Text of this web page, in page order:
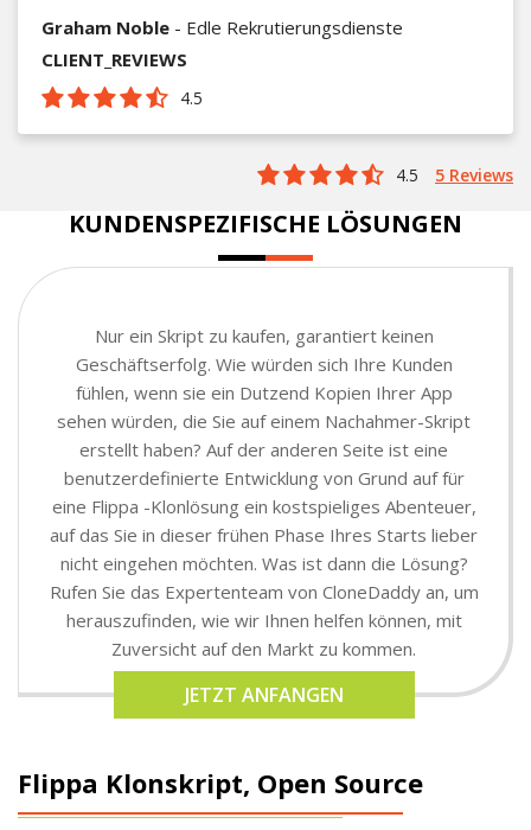
Graham Noble - Edle Rekrutierungsdienste
CLIENT_REVIEWS
4.5
4.5 5 Reviews
KUNDENSPEZIFISCHE LÖSUNGEN
Nur ein Skript zu kaufen, garantiert keinen
Geschäftserfolg. Wie würden sich Ihre Kunden
fühlen, wenn sie ein Dutzend Kopien Ihrer App
sehen würden, die Sie auf einem Nachahmer-Skript
erstellt haben? Auf der anderen Seite ist eine
benutzerdefinierte Entwicklung von Grund auf für
eine Flippa -Klonlösung ein kostspieliges Abenteuer,
auf das Sie in dieser frühen Phase Ihres Starts lieber
nicht eingehen möchten. Was ist dann die Lösung?
Rufen Sie das Expertenteam von CloneDaddy an, um
herauszufinden, wie wir Ihnen helfen können, mit
Zuversicht auf den Markt zu kommen.
JETZT ANFANGEN
Flippa Klonskript, Open Source